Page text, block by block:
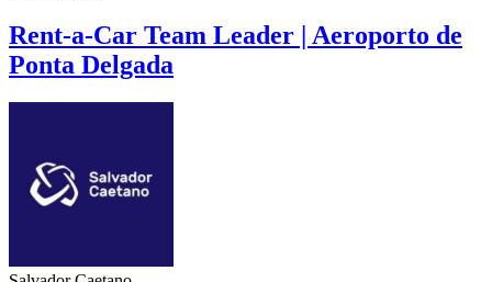
Rent-a-Car Team Leader | Aeroporto de
Ponta Delgada